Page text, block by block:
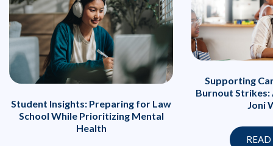
Student Insights: Preparing for Law
School While Prioritizing Mental
Health
Supporting
Burnout
Joni